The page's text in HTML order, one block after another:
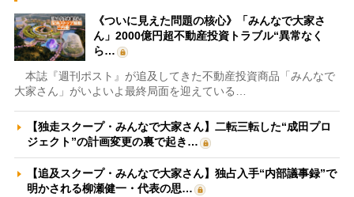
《ついに見えた問題の核心》「みんなで大家さ
ん」2000億円超不動産投資トラブル“異常なく
ら…
本誌『週刊ポスト』が追及してきた不動産投資商品「みんなで
大家さん」がいよいよ最終局面を迎えている…
【独走スクープ・みんなで大家さん】二転三転した“成田プロ
ジェクト”の計画変更の裏で起き…
【追及スクープ・みんなで大家さん】独占入手“内部議事録”で
明かされる柳瀬健一・代表の思…